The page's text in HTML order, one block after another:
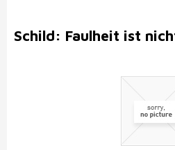
Schild: Faulheit ist